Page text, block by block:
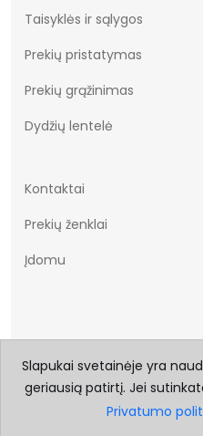
Taisyklės ir sąlygos
Prekių pristatymas
Prekių grąžinimas
Dydžių lentelė
Kontaktai
Prekių ženklai
Įdomu
© 2026 Visos teisės
Slapukai svetainėje yra
geriausią patirtį. Jei
Privatumo